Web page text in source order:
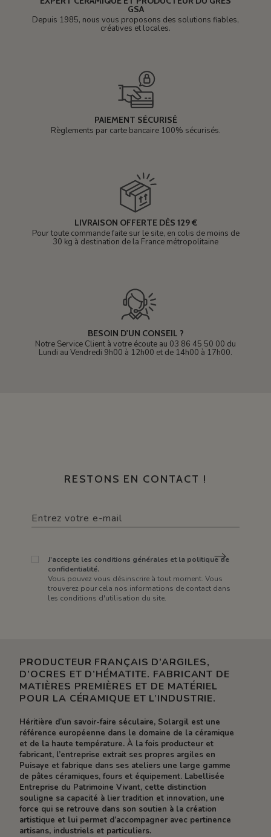
GSA
Depuis 1985, nous vous proposons des solutions fiables,
créatives et locales.
PAIEMENT SÉCURISÉ
Règlements par carte bancaire 100% sécurisés.
LIVRAISON OFFERTE DÈS 129 €
Pour toute commande faite sur le site, en colis de moins de
30 kg à destination de la France métropolitaine
BESOIN D'UN CONSEIL ?
Notre Service Client à votre écoute au 03 86 45 50 00 du
Lundi au Vendredi 9h00 à 12h00 et de 14h00 à 17h00.
RESTONS EN CONTACT !
J'accepte les conditions générales et la politique de
confidentialité.
Vous pouvez vous désinscrire à tout moment. Vous
trouverez pour cela nos informations de contact dans
les conditions d'utilisation du site.
PRODUCTEUR FRANÇAIS D’ARGILES,
D’OCRES ET D’HÉMATITE. FABRICANT DE
MATIÈRES PREMIÈRES ET DE MATÉRIEL
POUR LA CÉRAMIQUE ET L’INDUSTRIE.
Héritière d’un savoir-faire séculaire, Solargil est une
référence européenne dans le domaine de la céramique
et de la haute température. À la fois producteur et
fabricant, l’entreprise extrait ses propres argiles en
Puisaye et fabrique dans ses ateliers une large gamme
de pâtes céramiques, fours et équipement. Labellisée
Entreprise du Patrimoine Vivant, cette distinction
souligne sa capacité à lier tradition et innovation, une
force qui se retrouve dans son soutien à la création
artistique et lui permet d’accompagner avec pertinence
artisans, industriels et particuliers.